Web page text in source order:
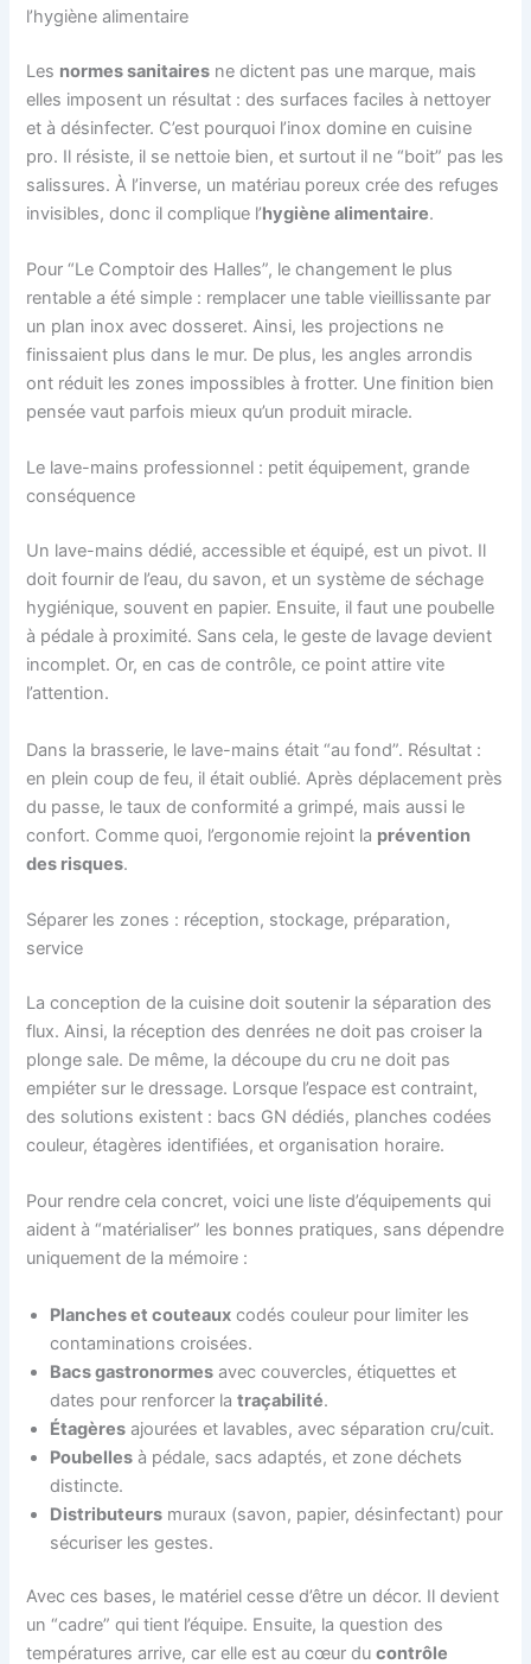
l’hygiène alimentaire
Les normes sanitaires ne dictent pas une marque, mais
elles imposent un résultat : des surfaces faciles à nettoyer
et à désinfecter. C’est pourquoi l’inox domine en cuisine
pro. Il résiste, il se nettoie bien, et surtout il ne “boit” pas les
salissures. À l’inverse, un matériau poreux crée des refuges
invisibles, donc il complique l’hygiène alimentaire.
Pour “Le Comptoir des Halles”, le changement le plus
rentable a été simple : remplacer une table vieillissante par
un plan inox avec dosseret. Ainsi, les projections ne
finissaient plus dans le mur. De plus, les angles arrondis
ont réduit les zones impossibles à frotter. Une finition bien
pensée vaut parfois mieux qu’un produit miracle.
Le lave-mains professionnel : petit équipement, grande
conséquence
Un lave-mains dédié, accessible et équipé, est un pivot. Il
doit fournir de l’eau, du savon, et un système de séchage
hygiénique, souvent en papier. Ensuite, il faut une poubelle
à pédale à proximité. Sans cela, le geste de lavage devient
incomplet. Or, en cas de contrôle, ce point attire vite
l’attention.
Dans la brasserie, le lave-mains était “au fond”. Résultat :
en plein coup de feu, il était oublié. Après déplacement près
du passe, le taux de conformité a grimpé, mais aussi le
confort. Comme quoi, l’ergonomie rejoint la prévention
des risques.
Séparer les zones : réception, stockage, préparation,
service
La conception de la cuisine doit soutenir la séparation des
flux. Ainsi, la réception des denrées ne doit pas croiser la
plonge sale. De même, la découpe du cru ne doit pas
empiéter sur le dressage. Lorsque l’espace est contraint,
des solutions existent : bacs GN dédiés, planches codées
couleur, étagères identifiées, et organisation horaire.
Pour rendre cela concret, voici une liste d’équipements qui
aident à “matérialiser” les bonnes pratiques, sans dépendre
uniquement de la mémoire :
Planches et couteaux codés couleur pour limiter les
contaminations croisées.
Bacs gastronormes avec couvercles, étiquettes et
dates pour renforcer latraçabilité.
Étagères ajourées et lavables, avec séparation cru/cuit.
Poubelles à pédale, sacs adaptés, et zone déchets
distincte.
Distributeurs muraux (savon, papier, désinfectant) pour
sécuriser les gestes.
Avec ces bases, le matériel cesse d’être un décor. Il devient
un “cadre” qui tient l’équipe. Ensuite, la question des
températures arrive, car elle est au cœur ducontrôle